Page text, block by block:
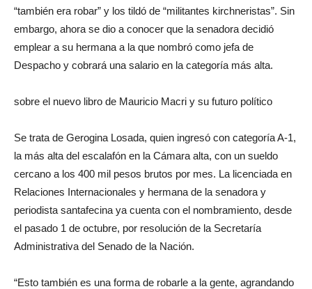
“también era robar” y los tildó de “militantes kirchneristas”. Sin
embargo, ahora se dio a conocer que la senadora decidió
emplear a su hermana a la que nombró como jefa de
Despacho y cobrará una salario en la categoría más alta.
sobre el nuevo libro de Mauricio Macri y su futuro político
Se trata de Gerogina Losada, quien ingresó con categoría A-1,
la más alta del escalafón en la Cámara alta, con un sueldo
cercano a los 400 mil pesos brutos por mes. La licenciada en
Relaciones Internacionales y hermana de la senadora y
periodista santafecina ya cuenta con el nombramiento, desde
el pasado 1 de octubre, por resolución de la Secretaría
Administrativa del Senado de la Nación.
“Esto también es una forma de robarle a la gente, agrandando